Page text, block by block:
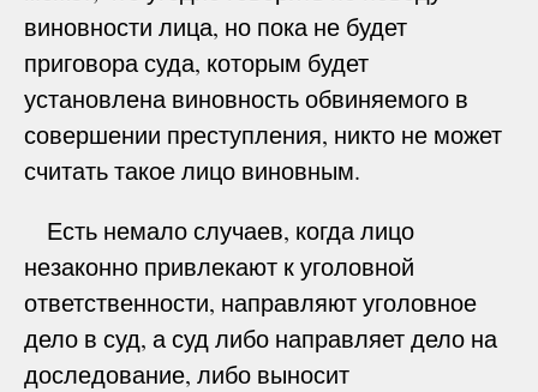
виновности лица, но пока не будет
приговора суда, которым будет
установлена виновность обвиняемого в
совершении преступления, никто не может
считать такое лицо виновным.
Есть немало случаев, когда лицо
незаконно привлекают к уголовной
ответственности, направляют уголовное
дело в суд, а суд либо направляет дело на
доследование, либо выносит